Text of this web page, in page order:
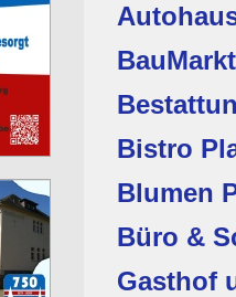
Bistro
Blumen
Büro &
Gasthof